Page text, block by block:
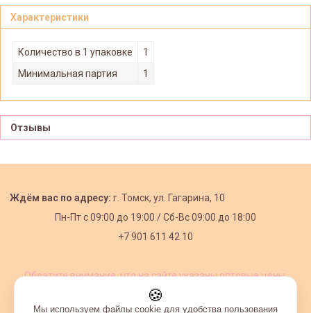
Характеристики
Количество в 1 упаковке
1
Минимальная партия
1
Отзывы
Ждём вас по адресу: г. Томск, ул. Гагарина, 10
Пн-Пт с09:00 до 19:00 /Сб-Вс 09:00 до 18:00
+7 901 611 42 10
Обратите внимание, что на сайте указаны оптовые цены,
🍪
Мы используем файлы cookie для удобства пользования